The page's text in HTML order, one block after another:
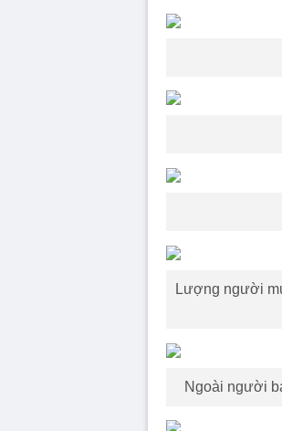
Lượng người
Ngoài người